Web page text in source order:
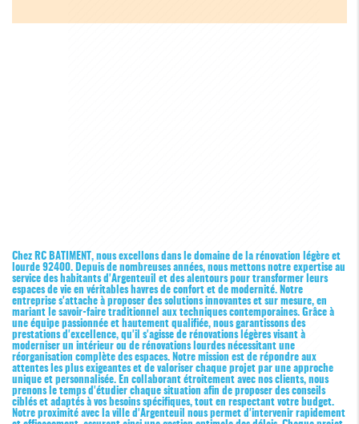
Chez RC BATIMENT, nous excellons dans le domaine de la rénovation légère et
lourde 92400. Depuis de nombreuses années, nous mettons notre expertise au
service des habitants d'Argenteuil et des alentours pour transformer leurs
espaces de vie en véritables havres de confort et de modernité. Notre
entreprise s'attache à proposer des solutions innovantes et sur mesure, en
mariant le savoir-faire traditionnel aux techniques contemporaines. Grâce à
une équipe passionnée et hautement qualifiée, nous garantissons des
prestations d'excellence, qu'il s'agisse de rénovations légères visant à
moderniser un intérieur ou de rénovations lourdes nécessitant une
réorganisation complète des espaces. Notre mission est de répondre aux
attentes les plus exigeantes et de valoriser chaque projet par une approche
unique et personnalisée. En collaborant étroitement avec nos clients, nous
prenons le temps d'étudier chaque situation afin de proposer des conseils
ciblés et adaptés à vos besoins spécifiques, tout en respectant votre budget.
Notre proximité avec la ville d'Argenteuil nous permet d'intervenir rapidement